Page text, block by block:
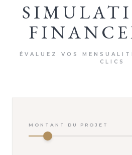
ÉVALUEZ VOS
CLICS
MONTANT DU PROJET